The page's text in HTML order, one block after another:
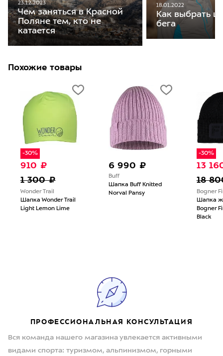
23.12.2023
Чем заняться в Красной
Поляне тем, кто не
катается
18.01.2022
Как выбрать
бега
Похожие товары
-30%
910 ₽
1 300 ₽
Wonder Trail
Шапка Wonder Trail
Light Lemon Lime
6 990 ₽
Buff
Шапка Buff Knitted
Norval Pansy
-30%
13
18
Bogner
Шапка
Bogner
Black
ПРОФЕССИОНАЛЬНАЯ КОНСУЛЬТАЦИЯ
Вся команда нашего магазина увлекается активными
видами спорта: туризмом, альпинизмом, горными